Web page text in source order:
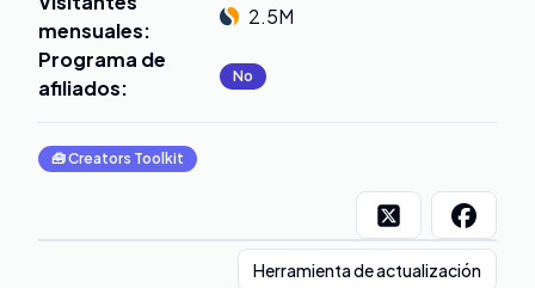
mensuales:
2.5M
Programa de
afiliados: No
🧰Creators Toolkit
Herramienta de actualización